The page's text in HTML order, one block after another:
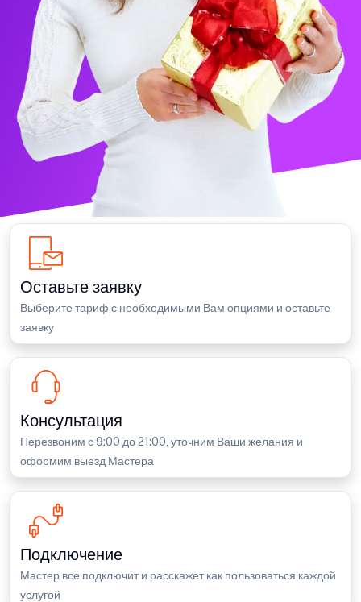
Оставьте заявку
Выберите тариф с необходимыми Вам опциями и оставьте
заявку
Консультация
Перезвоним с 9:00 до 21:00, уточним Ваши желания и
оформим выезд Мастера
Подключение
Мастер все подключит и расскажет как пользоваться каждой
услугой